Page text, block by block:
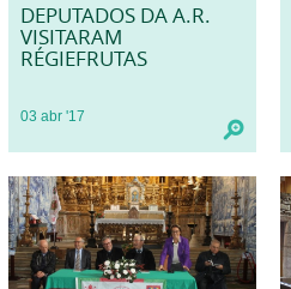
DEPUTADOS DA A.R.
VISITARAM
RÉGIEFRUTAS
03 abr '17